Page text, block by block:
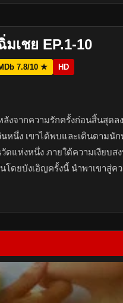
มเชย EP.1-10
7.8/10 ★ HD
ลังจากความรักครั้งก่อนสิ้นสุดล
หนึ่ง เขาได้พบและเดินตามนั
ดแห่งหนึ่ง ภายใต้ความเงียบส
ดยบังเอิญครั้งนี้ นำพาเขาสู่ค